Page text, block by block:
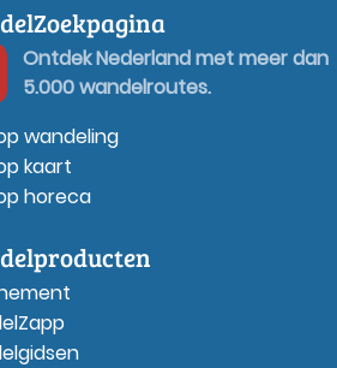
Ontdek Nederland met meer dan
5.000 wandelroutes.
wandeling
kaart
horeca